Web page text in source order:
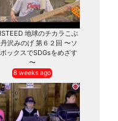
地球のチカラこぶ
沢みのげ 第６２回 〜ソ
ックスでSDGsをめざす
〜
8 weeks ago